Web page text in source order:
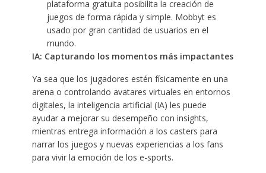
plataforma gratuita posibilita la creación de
juegos de forma rápida y simple. Mobbyt es
usado por gran cantidad de usuarios en el
mundo.
IA: Capturando los momentos más impactantes
Ya sea que los jugadores estén físicamente en una
arena o controlando avatares virtuales en entornos
digitales, la inteligencia artificial (IA) les puede
ayudar a mejorar su desempeño con insights,
mientras entrega información a los casters para
narrar los juegos y nuevas experiencias a los fans
para vivir la emoción de los e-sports.